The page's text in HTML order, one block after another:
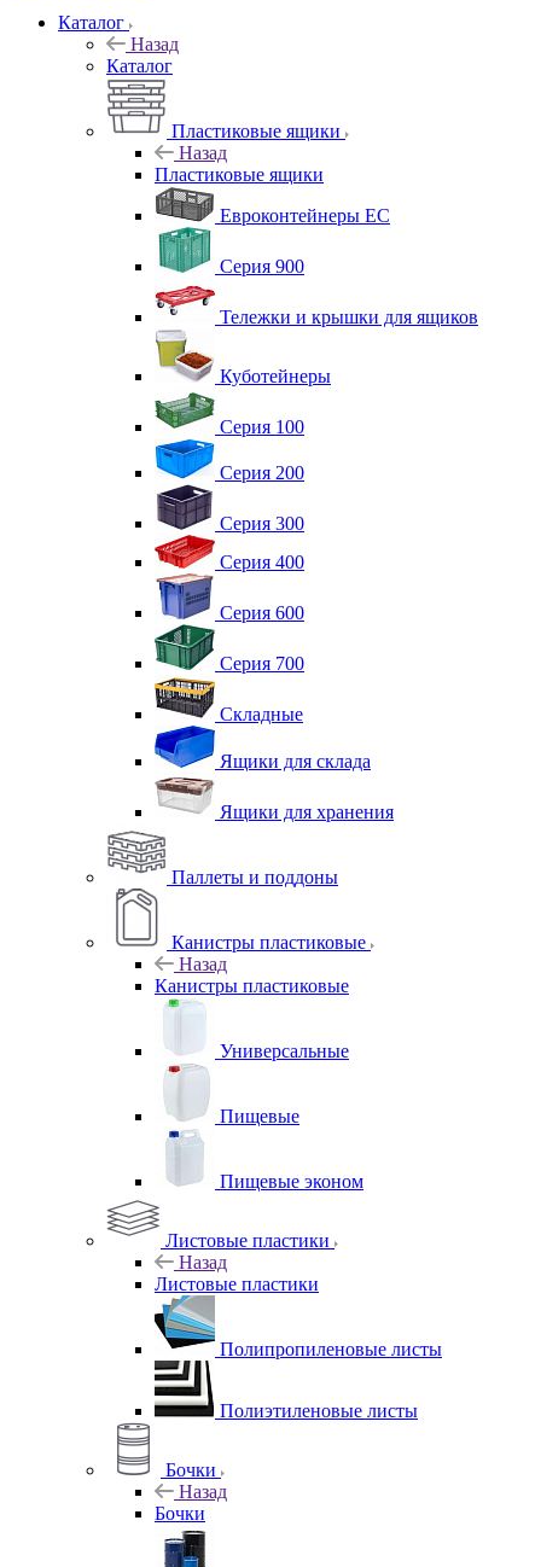
Каталог
Назад
Каталог
Пластиковые ящики
Назад
Пластиковые ящики
Евроконтейнеры ЕС
Серия 900
Тележки и крышки для ящиков
Куботейнеры
Серия 100
Серия 200
Серия 300
Серия 400
Серия 600
Серия 700
Складные
Ящики для склада
Ящики для хранения
Паллеты и поддоны
Канистры пластиковые
Назад
Канистры пластиковые
Универсальные
Пищевые
Пищевые эконом
Листовые пластики
Назад
Листовые пластики
Полипропиленовые листы
Полиэтиленовые листы
Бочки
Назад
Бочки